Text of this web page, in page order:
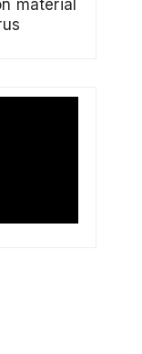
material